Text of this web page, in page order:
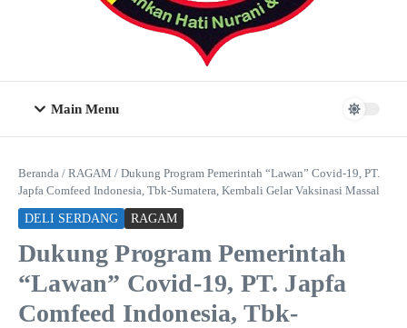
Main Menu
Beranda / RAGAM / Dukung Program Pemerintah “Lawan” Covid-19, PT.
Japfa Comfeed Indonesia, Tbk-Sumatera, Kembali Gelar Vaksinasi Massal
DELI SERDANG RAGAM
Dukung Program Pemerintah
“Lawan” Covid-19, PT. Japfa
Comfeed Indonesia, Tbk-